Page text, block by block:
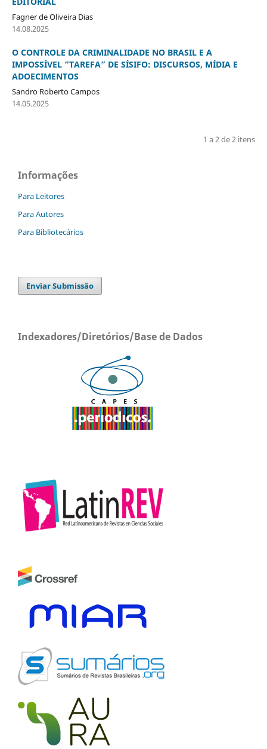
Fagner de Oliveira Dias
14.08.2025
O CONTROLE DA CRIMINALIDADE NO BRASIL E A
IMPOSSÍVEL “TAREFA” DE SÍSIFO: DISCURSOS, MÍDIA E
ADOECIMENTOS
Sandro Roberto Campos
14.05.2025
1 a 2 de 2 itens
Informações
Para Leitores
Para Autores
Para Bibliotecários
Enviar Submissão
Indexadores/Diretórios/Base de Dados